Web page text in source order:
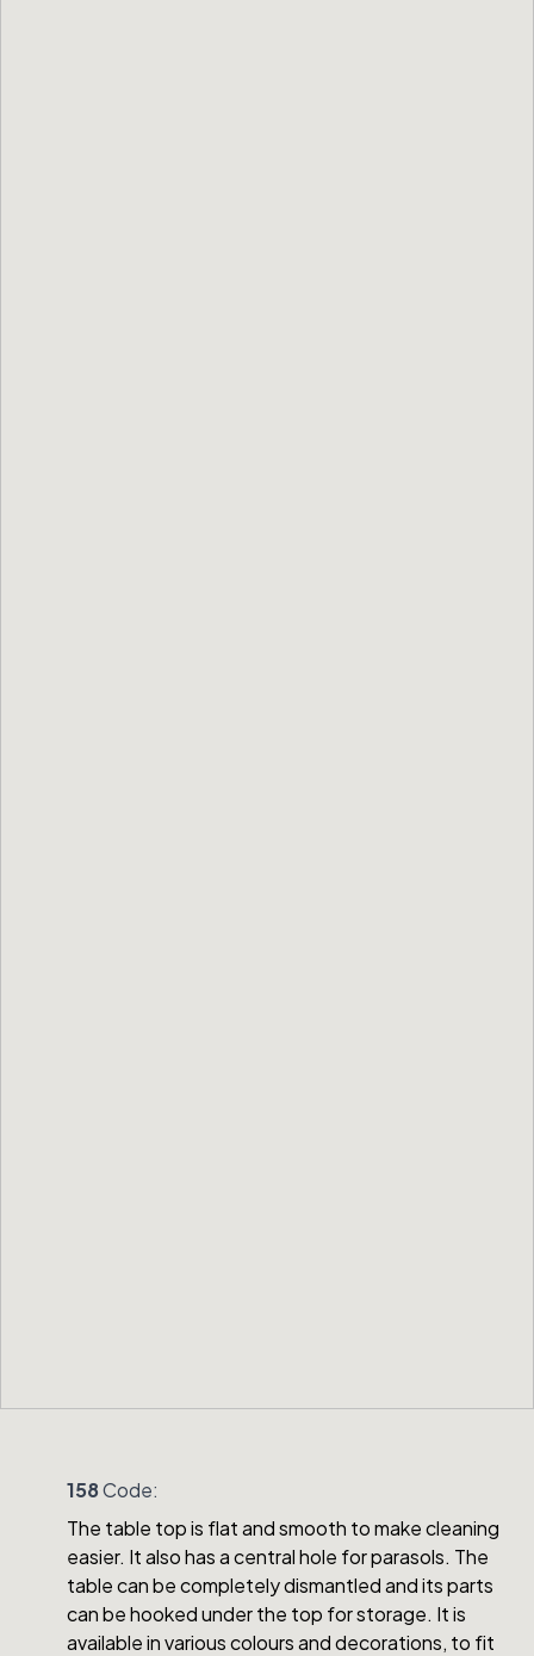
158Code:
The table top is flat and smooth to make cleaning
easier. It also has a central hole for parasols. The
table can be completely dismantled and its parts
can be hooked under the top for storage. It is
available in various colours and decorations, to fit